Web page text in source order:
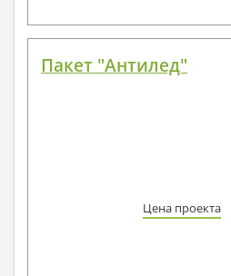
Пакет "Антилед"
Цена проекта